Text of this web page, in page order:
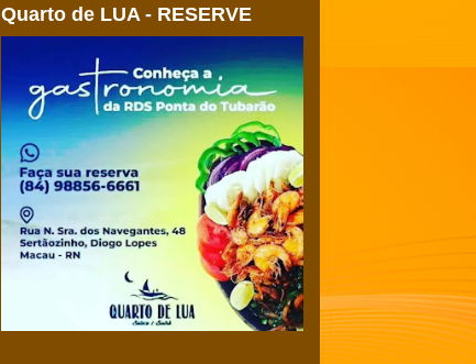
Quarto de LUA - RESERVE